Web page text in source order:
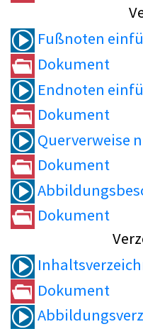
Fußnoten
Dokument
Endnoten
Dokument
Querverweise
Dokument
Dokument
Dokument